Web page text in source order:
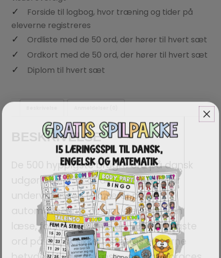
Forside til logbog, hvor træning og tider på
eleverne registreres
Ordliste med de 50 ord, der hører til hvert sæt
Ordkort med de 50 ord, der hører til hvert sæt
Diplom til hvert sæt
BESKRIVELSE
De 500 hyppigste brugte ord på dansk
udgør over 75% af all læst tekst. Når
undervisningen fokuserer på en
automatisering, dvs. at eleverne kan
læse, forstå og skrive de 500 hyppigste
ord på dansk sikkert, støttes eleverne